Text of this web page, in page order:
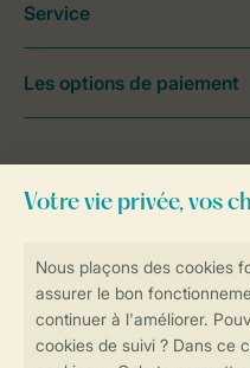
contactez notreContact
Service
Les options de paiement